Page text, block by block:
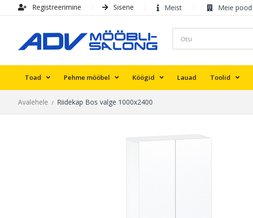
Registreerimine Sisene Meist Meie pood
Toad Pehme mööbel Köögid Lauad Toolid
Avalehele Riidekap Bos valge 1000х2400